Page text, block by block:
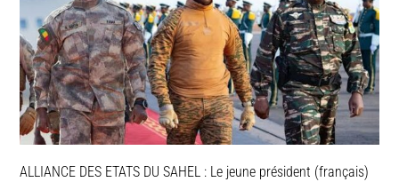
ALLIANCE DES ETATS DU SAHEL : Le jeune président (français)